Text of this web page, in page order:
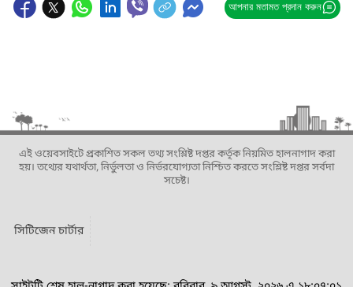
আপনার মতামত প্রদান করুন
এই ওয়েবসাইটে প্রকাশিত সকল তথ্য সংশ্লিষ্ট দপ্তর কর্তৃক নিয়মিত হালনাগাদ করা
হয়। তথ্যের যথার্থতা, নির্ভুলতা ও নির্ভরযোগ্যতা নিশ্চিত করতে সংশ্লিষ্ট দপ্তর সর্বদা
সচেষ্ট।
সিটিজেন চার্টার